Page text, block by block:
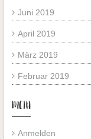
Juni 2019
April 2019
März 2019
Februar 2019
META
Anmelden